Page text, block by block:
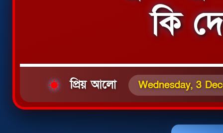
কি
প্রিয় আলো Wednesday, 3